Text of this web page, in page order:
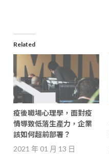
Related
疫後職場心理學，面對疫
情導致低落生產力，企業
該如何超前部署？
2021 年 01 月 13 日